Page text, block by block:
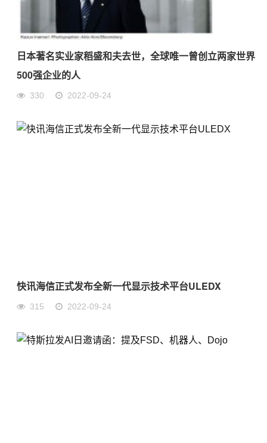
日本著名实业家稻盛和夫去世，全球唯一曾创立两家世界
500强企业的人
330 2022-09-24
快讯海信正式发布全新一代显示技术平台ULEDX
315 2022-09-24